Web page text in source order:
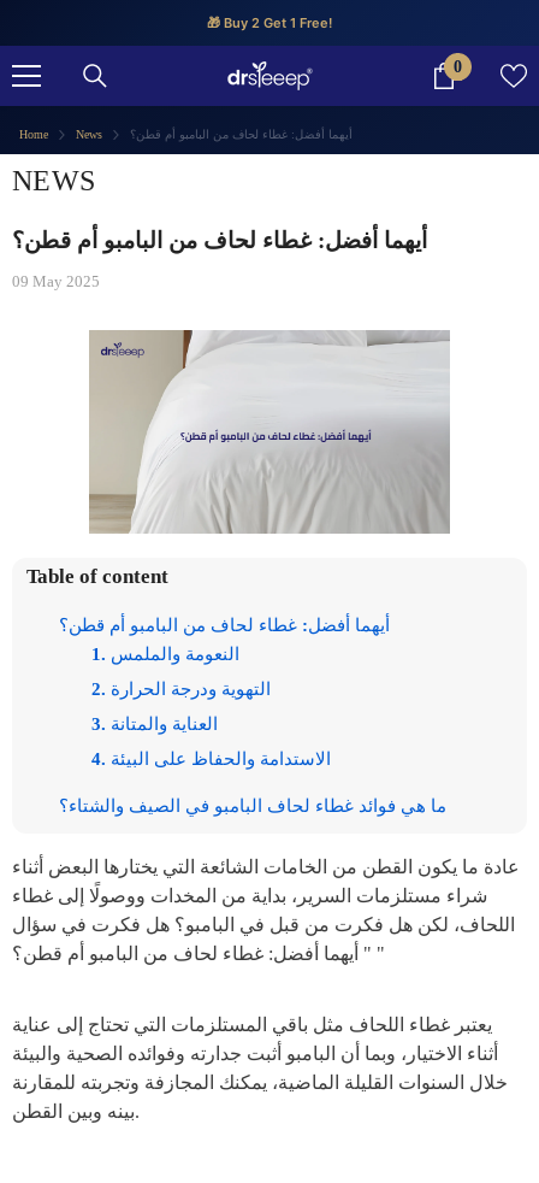
🎁 Buy 2 Get 1 Free!
0
0
Home News أيهما أفضل: غطاء لحاف من البامبو أم قطن؟
NEWS
أيهما أفضل: غطاء لحاف من البامبو أم قطن؟
09 May 2025
Table of content
أيهما أفضل: غطاء لحاف من البامبو أم قطن؟
1. النعومة والملمس
2. التهوية ودرجة الحرارة
3. العناية والمتانة
4. الاستدامة والحفاظ على البيئة
ما هي فوائد غطاء لحاف البامبو في الصيف والشتاء؟
عادة ما يكون القطن من الخامات الشائعة التي يختارها البعض أثناء
شراء مستلزمات السرير، بداية من المخدات ووصولًا إلى غطاء
اللحاف، لكن هل فكرت من قبل في البامبو؟ هل فكرت في سؤال
" أيهما أفضل: غطاء لحاف من البامبو أم قطن؟ "
يعتبر غطاء اللحاف مثل باقي المستلزمات التي تحتاج إلى عناية
أثناء الاختيار، وبما أن البامبو أثبت جدارته وفوائده الصحية والبيئة
خلال السنوات القليلة الماضية، يمكنك المجازفة وتجربته للمقارنة
بينه وبين القطن.